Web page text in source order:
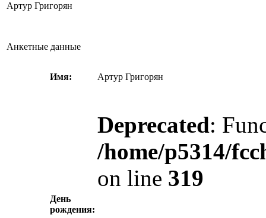
Артур Григорян
Анкетные данные
Имя: Артур Григорян
День
рождения:
Deprecated:
/home/p5314/
on line 319